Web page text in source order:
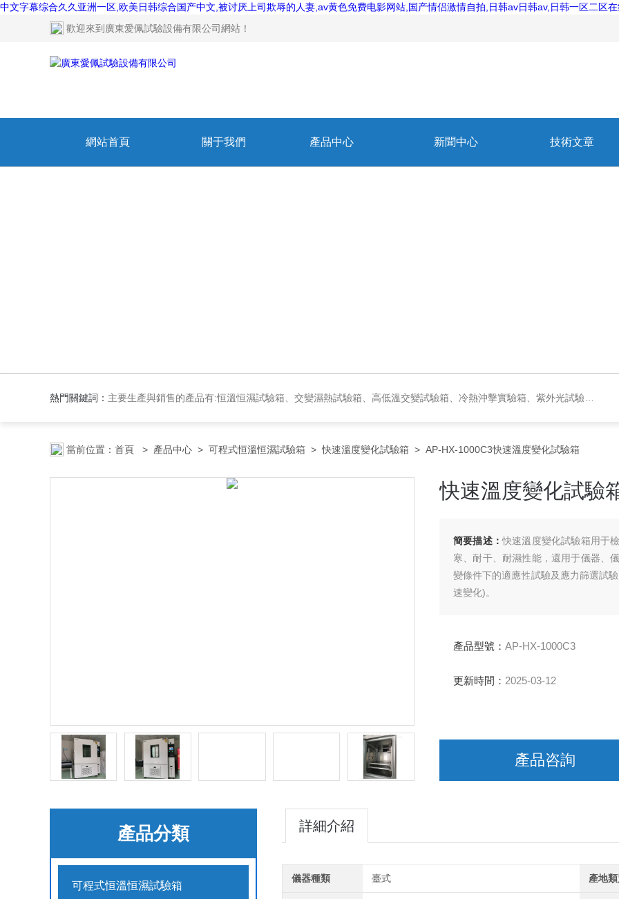
中文字幕综合久久亚洲一区,欧美日韩综合国产中文,被讨厌上司欺辱的人妻,av黄色免费电影网站,国产情侣激情自拍,日韩av日韩av,日韩一区二区
歡迎來到 廣東愛佩試驗設備有限公司網站 ！
網站首頁 關于我們 產品中心 新聞中心 技術文章
熱門關鍵詞： 主要生產與銷售的產品有:恒溫恒濕試驗箱、交變濕熱試驗箱、高低溫交變試驗箱、冷熱沖擊實驗箱、紫外光試驗箱、氙燈老化箱、恒溫恒濕實驗室、沙塵試驗箱、淋雨試驗箱、鹽水噴霧試驗箱、各種振動試驗臺、拉力試驗機、蒸汽老化試驗機、跌落試驗機、插拔力試驗機、按健壽命試驗機、紙帶耐磨擦試驗機、工業烘烤箱
當前位置： 首頁 > 產品中心 > 可程式恒溫恒濕試驗箱 >快速溫度變化試驗箱 > AP-HX-1000C3快速溫度變化試驗箱
快速溫度變化試驗
簡要描述：快速溫度變化試驗箱用于
寒、耐干、耐濕性能，還用于儀器、
變條件下的適應性試驗及應力篩選試
速變化)。
產品型號： AP-HX-1000C3
更新時間： 2025-03-12
產品咨詢
產品分類
可程式恒溫恒濕試驗箱
詳細介紹
儀器種類 臺式 產地